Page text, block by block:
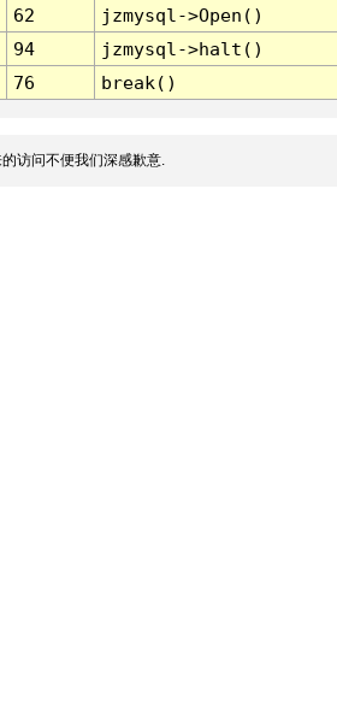
62
jzmysql->Open()
94
jzmysql->halt()
76 break()
访问不便我们深感歉意.